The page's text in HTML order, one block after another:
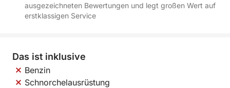
ausgezeichneten Bewertungen und legt großen Wert auf
erstklassigen Service
Das ist inklusive
Benzin
Schnorchelausrüstung